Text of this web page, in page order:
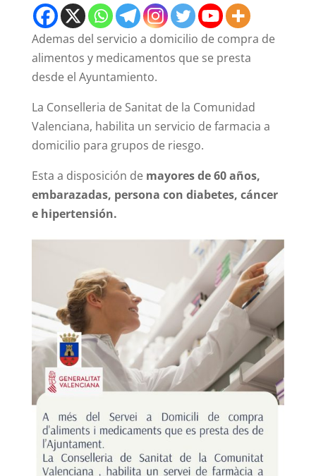
Ademas del servicio a domicilio de compra de
alimentos y medicamentos que se presta
desde el Ayuntamiento.
La Conselleria de Sanitat de la Comunidad
Valenciana, habilita un servicio de farmacia a
domicilio para grupos de riesgo.
Esta a disposición de mayores de 60 años,
embarazadas, persona con diabetes, cáncer
e hipertensión.